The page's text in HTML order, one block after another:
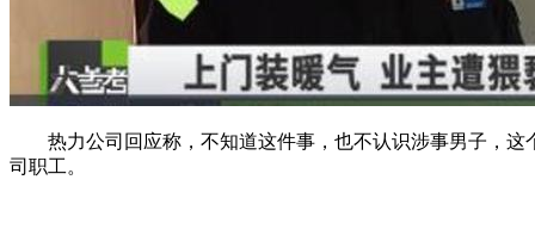
热力公司回应称，不知道这件事，也不认识涉事男子，这
司职工。